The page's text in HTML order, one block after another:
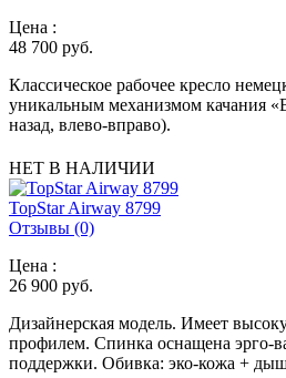
Цена :
48 700 руб.
Классическое рабочее кресло
уникальным механизмом качания
назад, влево-вправо).
НЕТ В НАЛИЧИИ
TopStar Airway 8799
Отзывы (0)
Цена :
26 900 руб.
Дизайнерская модель. Имеет
профилем. Спинка оснащена эрго-
поддержки. Обивка: эко-кожа +